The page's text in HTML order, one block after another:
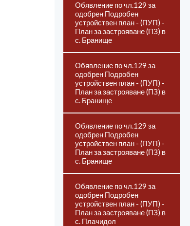
Обявление по чл.129 за
одобрен Подробен
устройствен план - (ПУП) -
План за застрояване (ПЗ) в
с. Бранище
Обявление по чл.129 за
одобрен Подробен
устройствен план - (ПУП) -
План за застрояване (ПЗ) в
с. Бранище
Обявление по чл.129 за
одобрен Подробен
устройствен план - (ПУП) -
План за застрояване (ПЗ) в
с. Бранище
Обявление по чл.129 за
одобрен Подробен
устройствен план - (ПУП) -
План за застрояване (ПЗ) в
с. Плачидол